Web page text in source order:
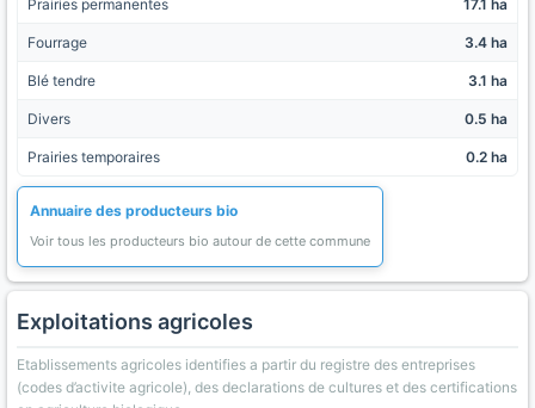
Prairies permanentes 17.1 ha
Fourrage 3.4 ha
Blé tendre 3.1 ha
Divers 0.5 ha
Prairies temporaires 0.2 ha
Annuaire des producteurs bio
Voir tous les producteurs bio autour de cette commune
Exploitations agricoles
Etablissements agricoles identifies a partir du registre des entreprises
(codes d’activite agricole), des declarations de cultures et des certifications